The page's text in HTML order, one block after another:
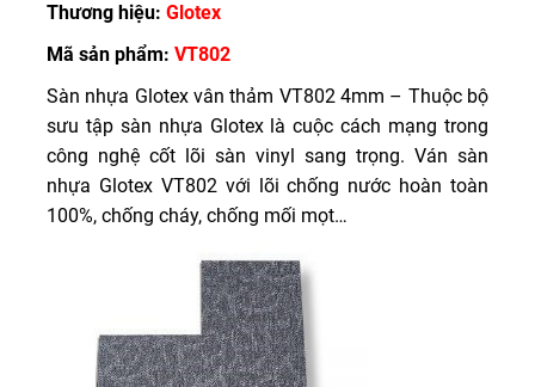
Thương hiệu: Glotex
Mã sản phẩm: VT802
Sàn nhựa Glotex vân thảm VT802 4mm – Thuộc bộ
sưu tập sàn nhựa Glotex là cuộc cách mạng trong
công nghệ cốt lõi sàn vinyl sang trọng. Ván sàn
nhựa Glotex VT802 với lõi chống nước hoàn toàn
100%, chống cháy, chống mối mọt…